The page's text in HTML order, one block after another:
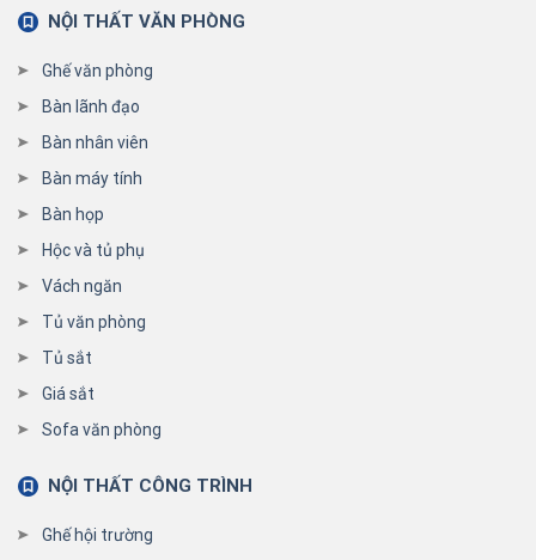
NỘI THẤT VĂN PHÒNG
Ghế văn phòng
Bàn lãnh đạo
Bàn nhân viên
Bàn máy tính
Bàn họp
Hộc và tủ phụ
Vách ngăn
Tủ văn phòng
Tủ sắt
Giá sắt
Sofa văn phòng
NỘI THẤT CÔNG TRÌNH
Ghế hội trường